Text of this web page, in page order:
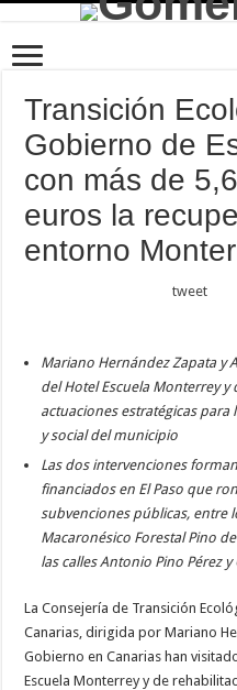
Transición
Gobierno de
con más de
euros la
entorno
tweet
Mariano Hernández Zapata y
del Hotel Escuela Monterrey
actuaciones estratégicas
y social del municipio
Las dos intervenciones
financiados en El Paso que
subvenciones públicas, entre
Macaronésico Forestal Pino
las calles Antonio Pino Pérez
La Consejería de Transición
Canarias, dirigida por Mariano
Gobierno en Canarias han
Escuela Monterrey y de
Estas
cookies no
Son
necesarias
para que
funcione la
web.